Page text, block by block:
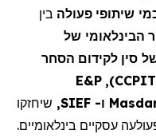
שיתופי פעולה בין
הבינלאומי של
סין לקידום הסחר
CCPIT
),
E&P
ו- SIEF
, שיחזקו
עסקיים בינלאומיים.